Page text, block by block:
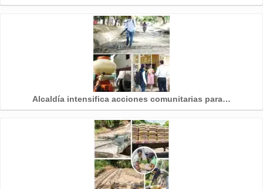
Alcaldía intensifica acciones comunitarias para…